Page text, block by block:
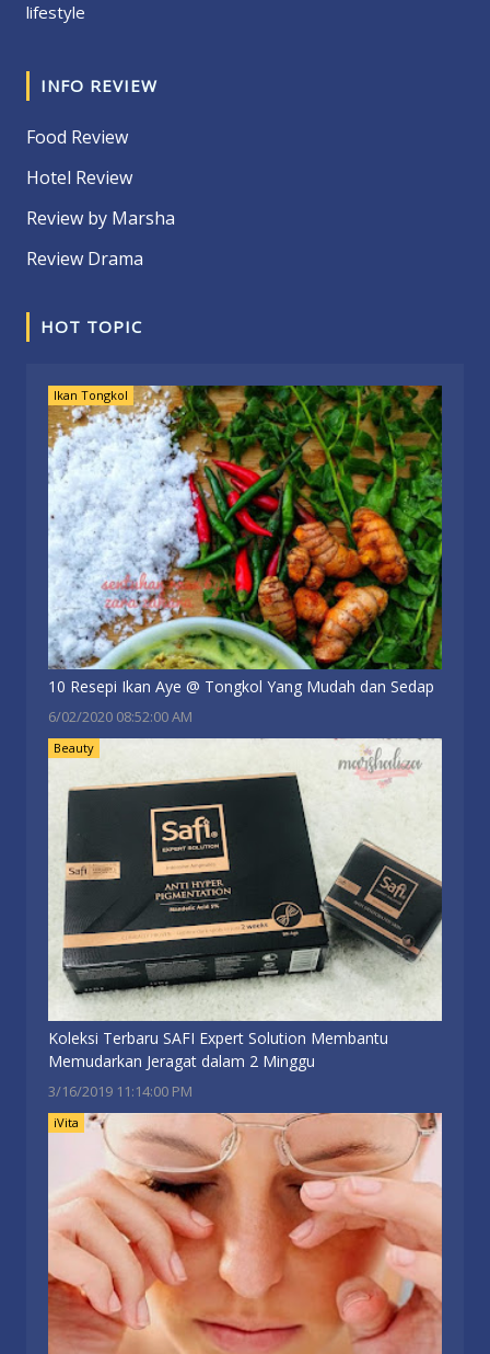
lifestyle
INFO REVIEW
Food Review
Hotel Review
Review by Marsha
Review Drama
HOT TOPIC
Ikan Tongkol
10 Resepi Ikan Aye @ Tongkol Yang Mudah dan Sedap
6/02/2020 08:52:00 AM
Beauty
Koleksi Terbaru SAFI Expert Solution Membantu
Memudarkan Jeragat dalam 2 Minggu
3/16/2019 11:14:00 PM
iVita